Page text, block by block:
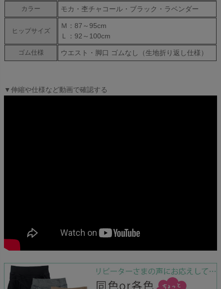
カラー モカ・杢チャコール・ブラック・ラベンダー
ヒップサイズ
Ｍ：87～95cm
Ｌ：92～100cm
ゴム仕様 ウエスト・脚口 ゴムなし（生地折り返し仕様）
▼伸縮や仕様など動画で確認する